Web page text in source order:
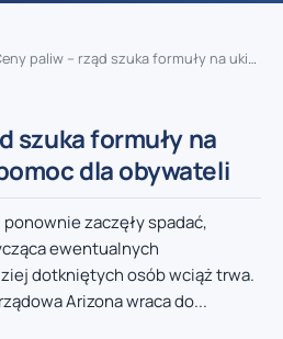
paliw – rząd szuka formuły na ukierunkowaną pomoc dla obywateli
szuka formuły na
dla obywateli
zaczęły spadać,
ewentualnych
dotkniętych osób wciąż trwa.
Arizona wraca do...